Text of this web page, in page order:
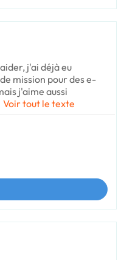
j'ai déjà eu
mission pour des e-
j'aime aussi
Voir tout le texte